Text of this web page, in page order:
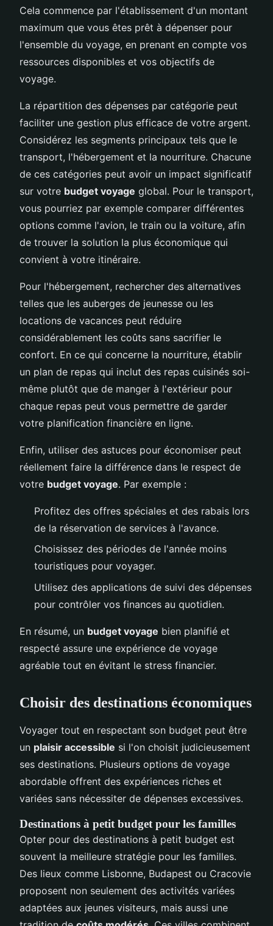
Cela commence par l'établissement d'un montant
maximum que vous êtes prêt à dépenser pour
l'ensemble du voyage, en prenant en compte vos
ressources disponibles et vos objectifs de
voyage.
La répartition des dépenses par catégorie peut
faciliter une gestion plus efficace de votre argent.
Considérez les segments principaux tels que le
transport, l'hébergement et la nourriture. Chacune
de ces catégories peut avoir un impact significatif
sur votre budget voyage global. Pour le transport,
vous pourriez par exemple comparer différentes
options comme l'avion, le train ou la voiture, afin
de trouver la solution la plus économique qui
convient à votre itinéraire.
Pour l'hébergement, rechercher des alternatives
telles que les auberges de jeunesse ou les
locations de vacances peut réduire
considérablement les coûts sans sacrifier le
confort. En ce qui concerne la nourriture, établir
un plan de repas qui inclut des repas cuisinés soi-
même plutôt que de manger à l'extérieur pour
chaque repas peut vous permettre de garder
votre planification financière en ligne.
Enfin, utiliser des astuces pour économiser peut
réellement faire la différence dans le respect de
votre budget voyage. Par exemple :
Profitez des offres spéciales et des rabais lors
de la réservation de services à l'avance.
Choisissez des périodes de l'année moins
touristiques pour voyager.
Utilisez des applications de suivi des dépenses
pour contrôler vos finances au quotidien.
En résumé, un budget voyage bien planifié et
respecté assure une expérience de voyage
agréable tout en évitant le stress financier.
Choisir des destinations économiques
Voyager tout en respectant son budget peut être
un plaisir accessible si l'on choisit judicieusement
ses destinations. Plusieurs options de voyage
abordable offrent des expériences riches et
variées sans nécessiter de dépenses excessives.
Destinations à petit budget pour les familles
Opter pour des destinations à petit budget est
souvent la meilleure stratégie pour les familles.
Des lieux comme Lisbonne, Budapest ou Cracovie
proposent non seulement des activités variées
adaptées aux jeunes visiteurs, mais aussi une